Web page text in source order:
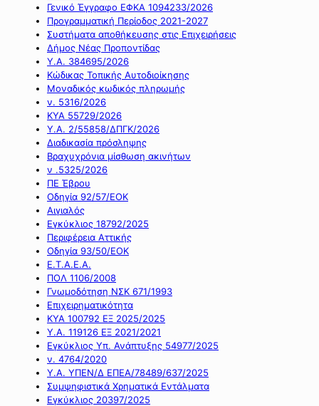
Γενικό Έγγραφο ΕΦΚΑ 1094233/2026
Προγραμματική Περίοδος 2021-2027
Συστήματα αποθήκευσης στις Επιχειρήσεις
Δήμος Νέας Προποντίδας
Υ.Α. 384695/2026
Κώδικας Τοπικής Αυτοδιοίκησης
Μοναδικός κωδικός πληρωμής
ν. 5316/2026
ΚΥΑ 55729/2026
Υ.Α. 2/55858/ΔΠΓΚ/2026
Διαδικασία πρόσληψης
Βραχυχρόνια μίσθωση ακινήτων
ν .5325/2026
ΠΕ Έβρου
Οδηγία 92/57/ΕΟΚ
Αιγιαλός
Εγκύκλιος 18792/2025
Περιφέρεια Αττικής
Οδηγία 93/50/ΕΟΚ
Ε.Τ.Α.Ε.Α.
ΠΟΛ 1106/2008
Γνωμοδότηση ΝΣΚ 671/1993
Επιχειρηματικότητα
ΚΥΑ 100792 ΕΞ 2025/2025
Υ.Α. 119126 ΕΞ 2021/2021
Εγκύκλιος Υπ. Ανάπτυξης 54977/2025
ν. 4764/2020
Υ.Α. ΥΠΕΝ/Δ ΕΠΕΑ/78489/637/2025
Συμψηφιστικά Χρηματικά Εντάλματα
Εγκύκλιος 20397/2025